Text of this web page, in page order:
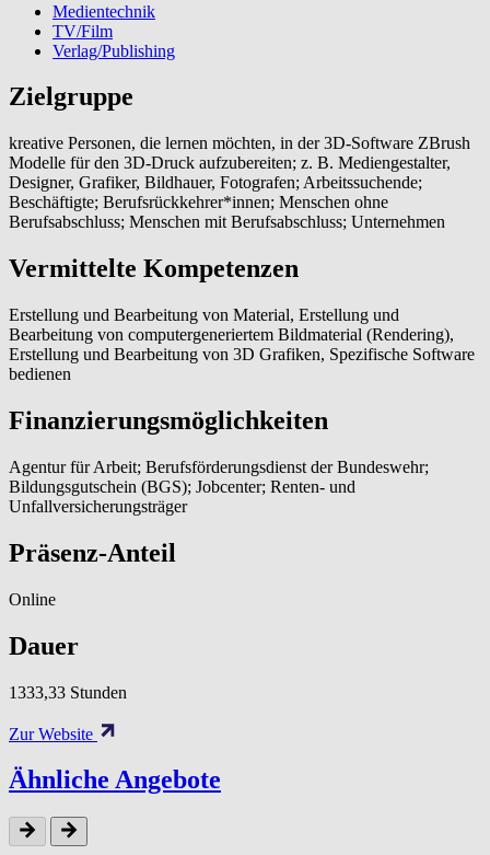
Medientechnik
TV/Film
Verlag/Publishing
Zielgruppe
kreative Personen, die lernen möchten, in der 3D-Software ZBrush
Modelle für den 3D-Druck aufzubereiten; z. B. Mediengestalter,
Designer, Grafiker, Bildhauer, Fotografen; Arbeitssuchende;
Beschäftigte; Berufsrückkehrer*innen; Menschen ohne
Berufsabschluss; Menschen mit Berufsabschluss; Unternehmen
Vermittelte Kompetenzen
Erstellung und Bearbeitung von Material, Erstellung und
Bearbeitung von computergeneriertem Bildmaterial (Rendering),
Erstellung und Bearbeitung von 3D Grafiken, Spezifische Software
bedienen
Finanzierungsmöglichkeiten
Agentur für Arbeit; Berufsförderungsdienst der Bundeswehr;
Bildungsgutschein (BGS); Jobcenter; Renten- und
Unfallversicherungsträger
Präsenz-Anteil
Online
Dauer
1333,33 Stunden
Zur Website
Ähnliche Angebote